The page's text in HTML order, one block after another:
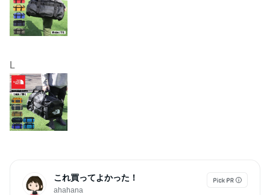
L
これ買ってよかった！
ahahana